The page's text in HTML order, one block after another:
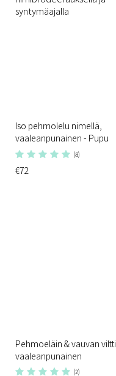
Iso pehmolelu nimellä,
vaaleanpunainen - Pupu
(8)
€72
Pehmoeläin & vauvan viltti,
vaaleanpunainen
(2)